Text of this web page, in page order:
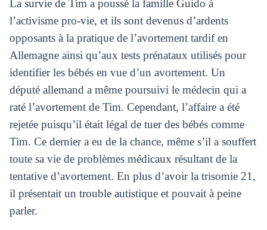
La survie de Tim a poussé la famille Guido à
l’activisme pro-vie, et ils sont devenus d’ardents
opposants à la pratique de l’avortement tardif en
Allemagne ainsi qu’aux tests prénataux utilisés pour
identifier les bébés en vue d’un avortement. Un
député allemand a même poursuivi le médecin qui a
raté l’avortement de Tim. Cependant, l’affaire a été
rejetée puisqu’il était légal de tuer des bébés comme
Tim. Ce dernier a eu de la chance, même s’il a souffert
toute sa vie de problèmes médicaux résultant de la
tentative d’avortement. En plus d’avoir la trisomie 21,
il présentait un trouble autistique et pouvait à peine
parler.